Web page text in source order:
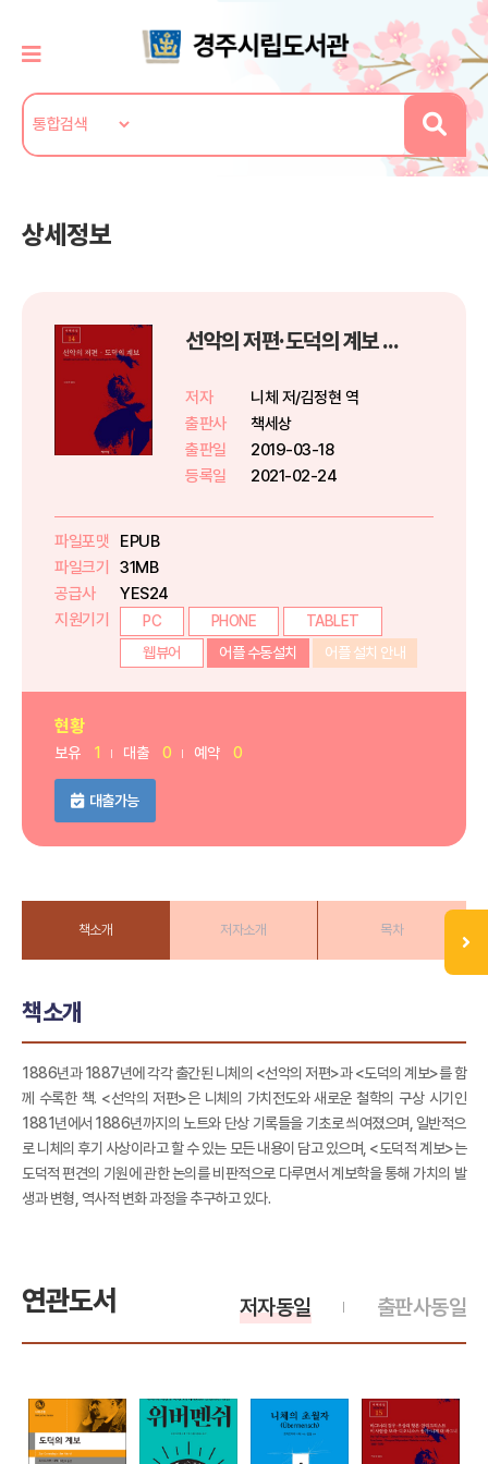
상세정보
선악의 저편·도덕의 계보 - 니체전집 14
저자
니체 저/김정현 역
출판사
책세상
출판일
2019-03-18
등록일
2021-02-24
파일포맷
EPUB
파일크기
31MB
공급사
YES24
지원기기
PC PHONE
TABLET
웹뷰어
어플 수동설치 어플 설치 안내
현황
보유 1 대출 0 예약 0
대출가능
책소개 저자소개 목차
책소개
1886년과 1887년에 각각 출간된 니체의 <선악의 저편>과 <도덕의 계보>를 함
께 수록한 책. <선악의 저편>은 니체의 가치전도와 새로운 철학의 구상 시기인
1881년에서 1886년까지의 노트와 단상 기록들을 기초로 씌여졌으며, 일반적으
로 니체의 후기 사상이라고 할 수 있는 모든 내용이 담고 있으며, <도덕적 계보>는
도덕적 편견의 기원에 관한 논의를 비판적으로 다루면서 계보학을 통해 가치의 발
생과 변형, 역사적 변화 과정을 추구하고 있다.
연관도서 출판사동일
저자동일